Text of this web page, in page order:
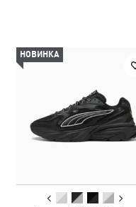
НОВИНКА